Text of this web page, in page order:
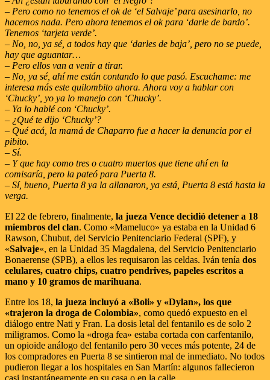
– Pero como no tenemos el ok de ‘el Salvaje’ para asesinarlo, no
hacemos nada. Pero ahora tenemos el ok para ‘darle de bardo’.
Tenemos ‘tarjeta verde’.
– No, no, ya sé, a todos hay que ‘darles de baja’, pero no se puede,
hay que aguantar…
– Pero ellos van a venir a tirar.
– No, ya sé, ahí me están contando lo que pasó. Escuchame: me
interesa más este quilombito ahora. Ahora voy a hablar con
‘Chucky’, yo ya lo manejo con ‘Chucky’.
– Ya lo hablé con ‘Chucky’.
– ¿Qué te dijo ‘Chucky’?
– Qué acá, la mamá de Chaparro fue a hacer la denuncia por el
pibito.
– Sí.
– Y que hay como tres o cuatro muertos que tiene ahí en la
comisaría, pero la pateó para Puerta 8.
– Sí, bueno, Puerta 8 ya la allanaron, ya está, Puerta 8 está hasta la
verga.
El 22 de febrero, finalmente, la jueza Vence decidió detener a 18
miembros del clan. Como «Mameluco» ya estaba en la Unidad 6
Rawson, Chubut, del Servicio Penitenciario Federal (SPF), y
«Salvaje«, en la Unidad 35 Magdalena, del Servicio Penitenciario
Bonaerense (SPB), a ellos les requisaron las celdas. Iván tenía dos
celulares, cuatro chips, cuatro pendrives, papeles escritos a
mano y 10 gramos de marihuana.
Entre los 18, la jueza incluyó a «Boli» y «Dylan», los que
«trajeron la droga de Colombia», como quedó expuesto en el
diálogo entre Nati y Fran. La dosis letal del fentanilo es de solo 2
miligramos. Como la «droga fea» estaba cortada con carfentanilo,
un opioide análogo del fentanilo pero 30 veces más potente, 24 de
los compradores en Puerta 8 se sintieron mal de inmediato. No todos
pudieron llegar a los hospitales en San Martín: algunos fallecieron
casi instantáneamente en su casa o en la calle.